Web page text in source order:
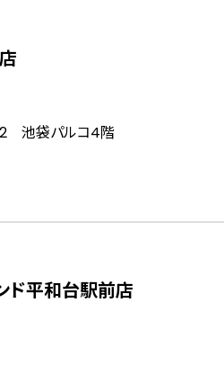
池袋パルコ4階
ド平和台駅前店